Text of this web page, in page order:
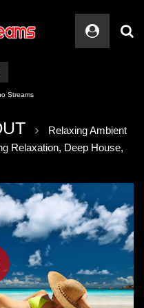
Streams
Relaxing Ambient
Relaxation, Deep House,